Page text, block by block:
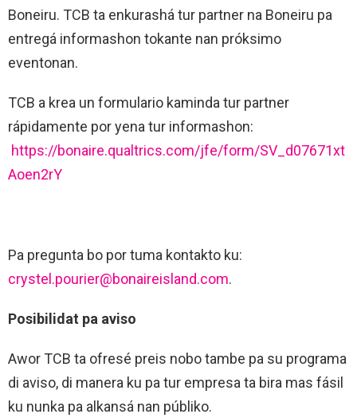
Boneiru. TCB ta enkurashá tur partner na Boneiru pa
entregá informashon tokante nan próksimo
eventonan.
TCB a krea un formulario kaminda tur partner
rápidamente por yena tur informashon:
https://bonaire.qualtrics.com/jfe/form/SV_d07671xt
Aoen2rY
Pa pregunta bo por tuma kontakto ku:
crystel.pourier@bonaireisland.com.
Posibilidat pa aviso
Awor TCB ta ofresé preis nobo tambe pa su programa
di aviso, di manera ku pa tur empresa ta bira mas fásil
ku nunka pa alkansá nan públiko.